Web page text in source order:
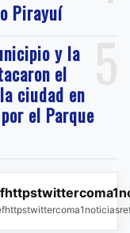
Pirayuí
5
y la
el
ciudad en
el Parque